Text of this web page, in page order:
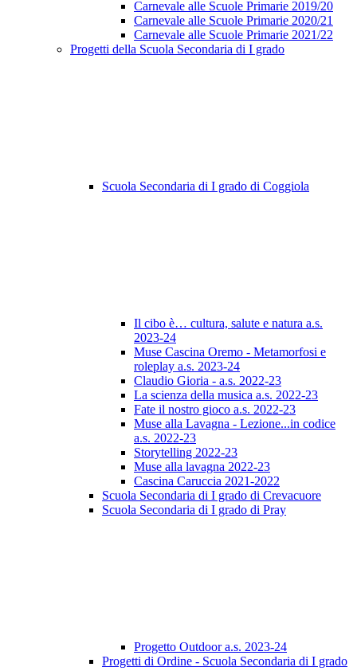
Carnevale alle Scuole Primarie 2019/20
Carnevale alle Scuole Primarie 2020/21
Carnevale alle Scuole Primarie 2021/22
Progetti della Scuola Secondaria di I grado
Scuola Secondaria di I grado di Coggiola
Il cibo è… cultura, salute e natura a.s.
2023-24
Muse Cascina Oremo - Metamorfosi e
roleplay a.s. 2023-24
Claudio Gioria - a.s. 2022-23
La scienza della musica a.s. 2022-23
Fate il nostro gioco a.s. 2022-23
Muse alla Lavagna - Lezione...in codice
a.s. 2022-23
Storytelling 2022-23
Muse alla lavagna 2022-23
Cascina Caruccia 2021-2022
Scuola Secondaria di I grado di Crevacuore
Scuola Secondaria di I grado di Pray
Progetto Outdoor a.s. 2023-24
Progetti di Ordine - Scuola Secondaria di I grado